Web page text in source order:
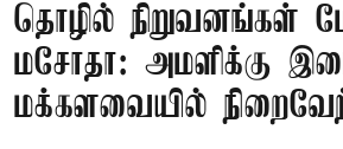
தொழில் நிறுவனங்கள்
மசோதா: அமளிக்கு
மக்களவையில்